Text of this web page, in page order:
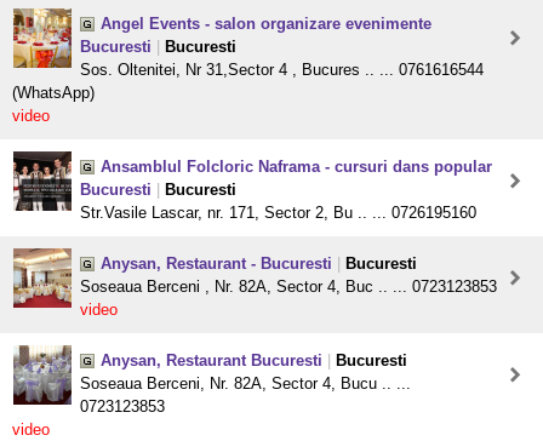
Angel Events - salon organizare evenimente
Bucuresti
Bucuresti
Sos. Oltenitei, Nr 31,Sector 4 , Bucures .. ... 0761616544
(WhatsApp)
video
Ansamblul Folcloric Naframa - cursuri dans popular
Bucuresti
Bucuresti
Str.Vasile Lascar, nr. 171, Sector 2, Bu .. ... 0726195160
Anysan, Restaurant - Bucuresti
Bucuresti
Soseaua Berceni , Nr. 82A, Sector 4, Buc .. ... 0723123853
video
Anysan, Restaurant Bucuresti
Bucuresti
Soseaua Berceni, Nr. 82A, Sector 4, Bucu .. ...
0723123853
video